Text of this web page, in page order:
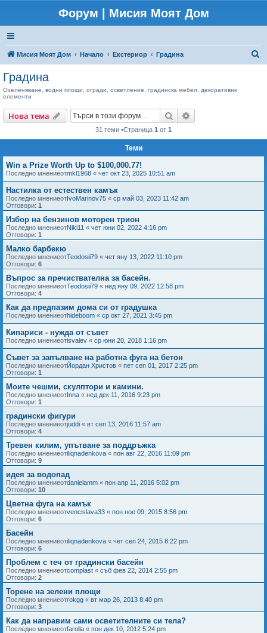
Форум | Мисия Моят Дом
Мисия Моят Дом Начало Екстериор Градина
е
Градина
Озеленяване, водни площи, огради, осветление, градинска мебел, декоративни
елементи
Нова тема Търсене
31 теми •Страница 1 от 1
Теми
Win a Prize Worth Up to $100,000.77!
Последно мнениеотmkl1968 « чет окт 23, 2025 10:51 am
Настилка от естествен камък
Последно мнениеотIvoMarinov75 « ср май 03, 2023 11:42 am
Отговори: 1
Избор на бензинов моторен трион
Последно мнениеотNiki11 « чет юни 02, 2022 4:16 pm
Отговори: 1
Малко барбекю
Последно мнениеотTeodosii79 « чет яну 13, 2022 11:10 pm
Отговори: 6
Въпрос за пречиствателна за басейн.
Последно мнениеотTeodosii79 « нед яну 09, 2022 12:58 pm
Отговори: 4
Как да предпазим дома си от градушка
Последно мнениеотhideboom « ср окт 27, 2021 3:45 pm
Кипариси - нужда от съвет
Последно мнениеотisvalev « ср юни 20, 2018 1:16 pm
Съвет за запълване на работна фуга на бетон
Последно мнениеотЙордан Христов « пет сеп 01, 2017 2:25 pm
Отговори: 1
Моите чешми, скулптори и камини.
Последно мнениеотInna « нед дек 11, 2016 9:23 pm
Отговори: 1
градински фигури
Последно мнениеотjuddi « вт сеп 13, 2016 11:57 am
Отговори: 4
Тревен килим, упътване за поддръжка
Последно мнениеотiliqnadenkova « пон авг 22, 2016 11:09 pm
Отговори: 9
идея за водопад
Последно мнениеотdanielamm « пон апр 11, 2016 5:02 pm
Отговори: 10
Цветна фуга на камък
Последно мнениеотvencislava33 « пон ное 09, 2015 8:56 pm
Отговори: 6
Басейн
Последно мнениеотiliqnadenkova « чет сеп 24, 2015 8:22 pm
Отговори: 6
Проблем с теч от градински басейн
Последно мнениеотcomplast « съб фев 22, 2014 2:55 pm
Отговори: 2
Торене на зелени площи
Последно мнениеотrokgg « вт мар 26, 2013 8:40 pm
Отговори: 3
Как да направим сами осветителните си тела?
Последно мнениеотfarolla « пон дек 10, 2012 5:24 pm